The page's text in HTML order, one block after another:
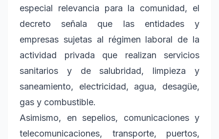
especial relevancia para la comunidad, el
decreto señala que las entidades y
empresas sujetas al régimen laboral de la
actividad privada que realizan servicios
sanitarios y de salubridad, limpieza y
saneamiento, electricidad, agua, desagüe,
gas y combustible.
Asimismo, en sepelios, comunicaciones y
telecomunicaciones, transporte, puertos,